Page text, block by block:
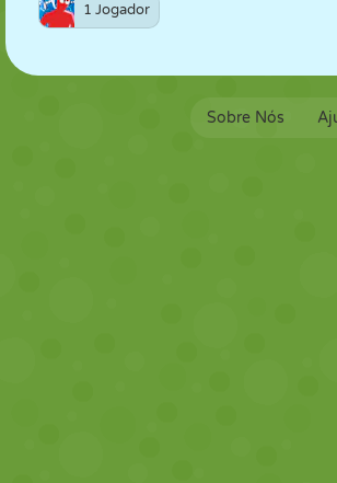
1 Jogador
Sobre Nós